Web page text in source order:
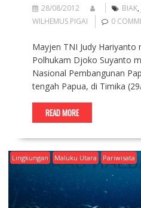
28/08/2012 BIAK,
WILHEMUS PIGAI
0
Mayjen TNI Judy Hariyanto
Polhukam Djoko Suyanto
Nasional Pembangunan
tengah Papua, di Timika
READ MORE
Lingkungan Maluku Utara Pariwisata